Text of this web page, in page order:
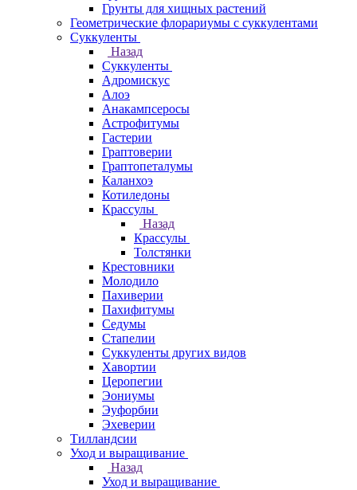
Грунты для хищных растений
Геометрические флорариумы с суккулентами
Суккуленты
Назад
Суккуленты
Адромискус
Алоэ
Анакампсеросы
Астрофитумы
Гастерии
Граптоверии
Граптопеталумы
Каланхоэ
Котиледоны
Крассулы
Назад
Крассулы
Толстянки
Крестовники
Молодило
Пахиверии
Пахифитумы
Седумы
Стапелии
Суккуленты других видов
Хавортии
Церопегии
Эониумы
Эуфорбии
Эхеверии
Тилландсии
Уход и выращивание
Назад
Уход и выращивание